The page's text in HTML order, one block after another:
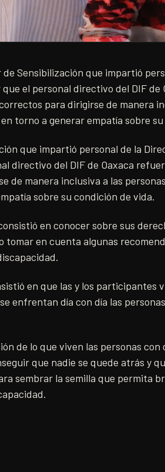
Sensibilización que impartió
el personal directivo del DIF de
para dirigirse de manera
torno a generar empatía sobre
que impartió personal de la
directivo del DIF de Oaxaca
de manera inclusiva a las
sobre su condición de vida.
en conocer sobre sus
tomar en cuenta algunas
en que las y los participantes
enfrentan día con día las
de lo que viven las personas
que nadie se quede atrás y
sembrar la semilla que permita